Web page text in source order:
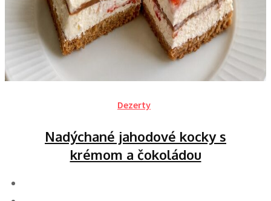
Dezerty
Nadýchané jahodové kocky s
krémom a čokoládou